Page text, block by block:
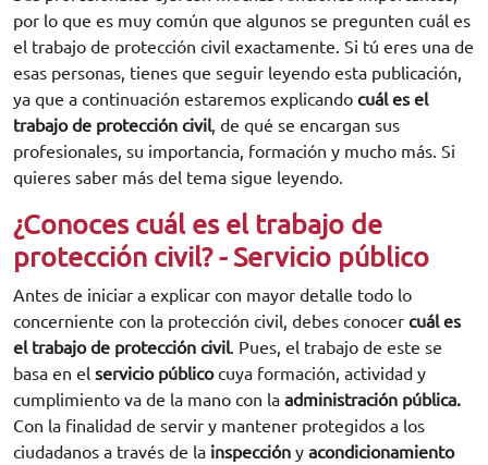
por lo que es muy común que algunos se pregunten cuál es
el trabajo de protección civil exactamente. Si tú eres una de
esas personas, tienes que seguir leyendo esta publicación,
ya que a continuación estaremos explicando cuál es el
trabajo de protección civil, de qué se encargan sus
profesionales, su importancia, formación y mucho más. Si
quieres saber más del tema sigue leyendo.
¿Conoces cuál es el trabajo de
protección civil? - Servicio público
Antes de iniciar a explicar con mayor detalle todo lo
concerniente con la protección civil, debes conocer cuál es
el trabajo de protección civil. Pues, el trabajo de este se
basa en el servicio públicocuya formación, actividad y
cumplimiento va de la mano con la administración pública.
Con la finalidad de servir y mantener protegidos a los
ciudadanos a través de la inspección y acondicionamiento